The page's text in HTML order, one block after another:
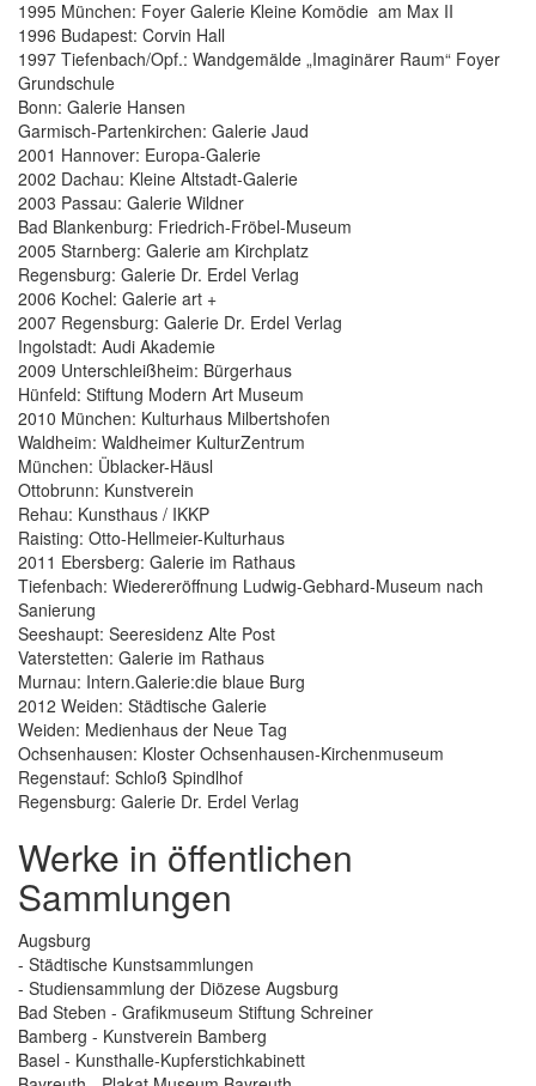
1995 München: Foyer Galerie Kleine Komödie am Max II
1996 Budapest: Corvin Hall
1997 Tiefenbach/Opf.: Wandgemälde „Imaginärer Raum“ Foyer
Grundschule
Bonn: Galerie Hansen
Garmisch-Partenkirchen: Galerie Jaud
2001 Hannover: Europa-Galerie
2002 Dachau: Kleine Altstadt-Galerie
2003 Passau: Galerie Wildner
Bad Blankenburg: Friedrich-Fröbel-Museum
2005 Starnberg: Galerie am Kirchplatz
Regensburg: Galerie Dr. Erdel Verlag
2006 Kochel: Galerie art +
2007 Regensburg: Galerie Dr. Erdel Verlag
Ingolstadt: Audi Akademie
2009 Unterschleißheim: Bürgerhaus
Hünfeld: Stiftung Modern Art Museum
2010 München: Kulturhaus Milbertshofen
Waldheim: Waldheimer KulturZentrum
München: Üblacker-Häusl
Ottobrunn: Kunstverein
Rehau: Kunsthaus / IKKP
Raisting: Otto-Hellmeier-Kulturhaus
2011 Ebersberg: Galerie im Rathaus
Tiefenbach: Wiedereröffnung Ludwig-Gebhard-Museum nach
Sanierung
Seeshaupt: Seeresidenz Alte Post
Vaterstetten: Galerie im Rathaus
Murnau: Intern.Galerie:die blaue Burg
2012 Weiden: Städtische Galerie
Weiden: Medienhaus der Neue Tag
Ochsenhausen: Kloster Ochsenhausen-Kirchenmuseum
Regenstauf: Schloß Spindlhof
Regensburg: Galerie Dr. Erdel Verlag
Werke in öffentlichen
Sammlungen
Augsburg
- Städtische Kunstsammlungen
- Studiensammlung der Diözese Augsburg
Bad Steben - Grafikmuseum Stiftung Schreiner
Bamberg - Kunstverein Bamberg
Basel - Kunsthalle-Kupferstichkabinett